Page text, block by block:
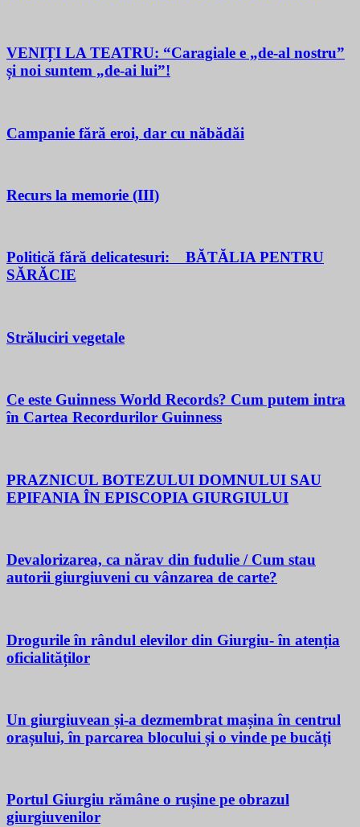
VENIȚI LA TEATRU: “Caragiale e „de-al nostru”
și noi suntem „de-ai lui”!
Campanie fără eroi, dar cu năbădăi
Recurs la memorie (III)
Politică fără delicatesuri: BĂTĂLIA PENTRU
SĂRĂCIE
Străluciri vegetale
Ce este Guinness World Records? Cum putem intra
în Cartea Recordurilor Guinness
PRAZNICUL BOTEZULUI DOMNULUI SAU
EPIFANIA ÎN EPISCOPIA GIURGIULUI
Devalorizarea, ca nărav din fudulie / Cum stau
autorii giurgiuveni cu vânzarea de carte?
Drogurile în rândul elevilor din Giurgiu- în atenția
oficialităților
Un giurgiuvean și-a dezmembrat mașina în centrul
orașului, în parcarea blocului și o vinde pe bucăți
Portul Giurgiu rămâne o rușine pe obrazul
giurgiuvenilor